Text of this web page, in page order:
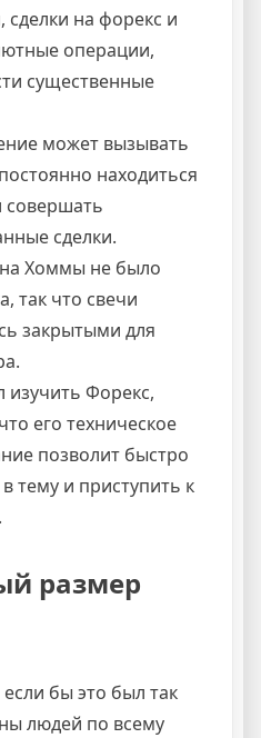
сделки на форекс и
операции,
существенные
может вызывать
находиться
совершать
сделки.
Хоммы не было
так что свечи
закрытыми для
Форекс,
его техническое
позволит быстро
тему и приступить к
размер
бы это был так
людей по всему